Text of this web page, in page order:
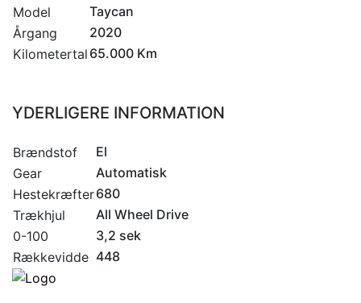
Model
Taycan
Årgang
2020
Kilometertal 65.000 Km
YDERLIGERE INFORMATION
Brændstof
El
Gear
Automatisk
Hestekræfter680
Trækhjul
All Wheel Drive
0-100
3,2 sek
Rækkevidde 448